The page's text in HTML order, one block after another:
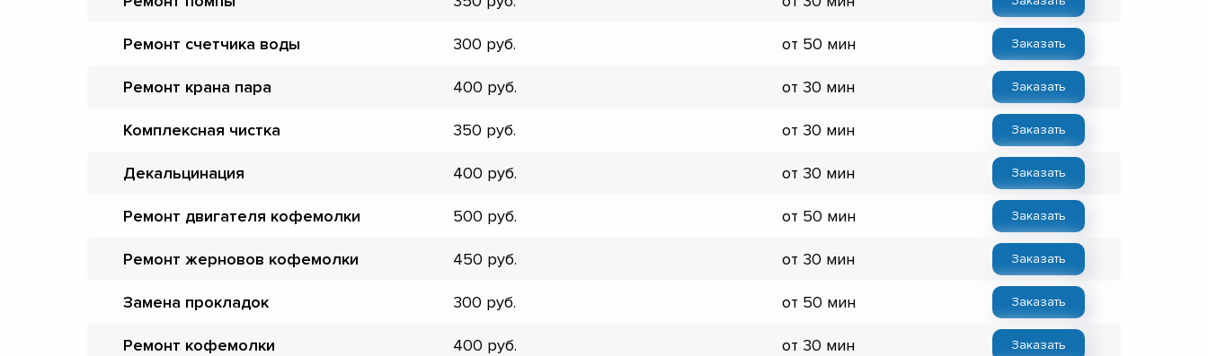
Ремонт счетчика воды 300 от 50 мин Заказать
Ремонт крана пара 400 от 30 мин Заказать
Комплексная чистка 350 от 30 мин Заказать
Декальцинация 400 от 30 мин Заказать
Ремонт двигателя кофемолки 500 от 50 мин Заказать
Ремонт жерновов кофемолки 450 от 30 мин Заказать
Замена прокладок 300 от 50 мин Заказать
Ремонт кофемолки 400 от 30 мин Заказать